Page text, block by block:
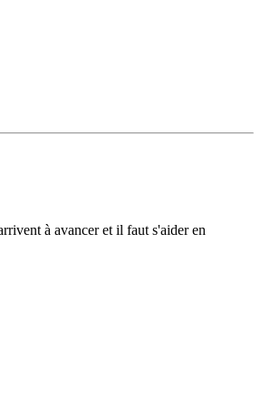
à avancer et il faut s'aider en